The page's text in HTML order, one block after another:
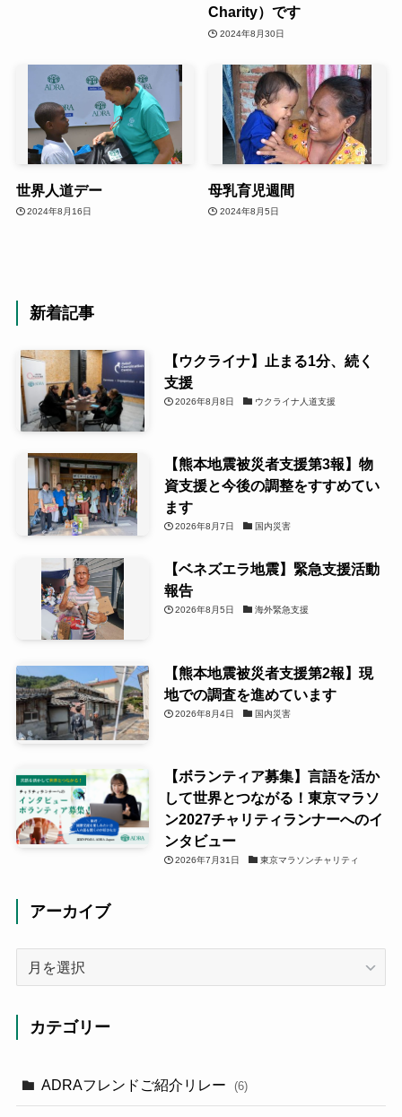
Charity）です
2024年8月30日
世界人道デー
2024年8月16日
母乳育児週間
2024年8月5日
新着記事
【ウクライナ】止まる1分、続く
支援
2026年8月8日 ウクライナ人道支援
【熊本地震被災者支援第3報】物
資支援と今後の調整をすすめてい
ます
2026年8月7日 国内災害
【ベネズエラ地震】緊急支援活動
報告
2026年8月5日 海外緊急支援
【熊本地震被災者支援第2報】現
地での調査を進めています
2026年8月4日 国内災害
【ボランティア募集】言語を活か
して世界とつながる！東京マラソ
ン2027チャリティランナーへのイ
ンタビュー
2026年7月31日 東京マラソンチャリティ
アーカイブ
カテゴリー
ADRAフレンドご紹介リレー (6)